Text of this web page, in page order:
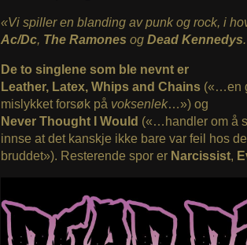
«Vi spiller en blanding av punk og rock, i
Ac/Dc, The Ramones og Dead Kennedys.
De to singlene som ble nevnt er
Leather, Latex, Whips and Chains («…en
mislykket forsøk på voksenlek…») og
Never Thought I Would («…handler om å
innse at det kanskje ikke bare var feil hos
bruddet»). Resterende spor er Narcissist,